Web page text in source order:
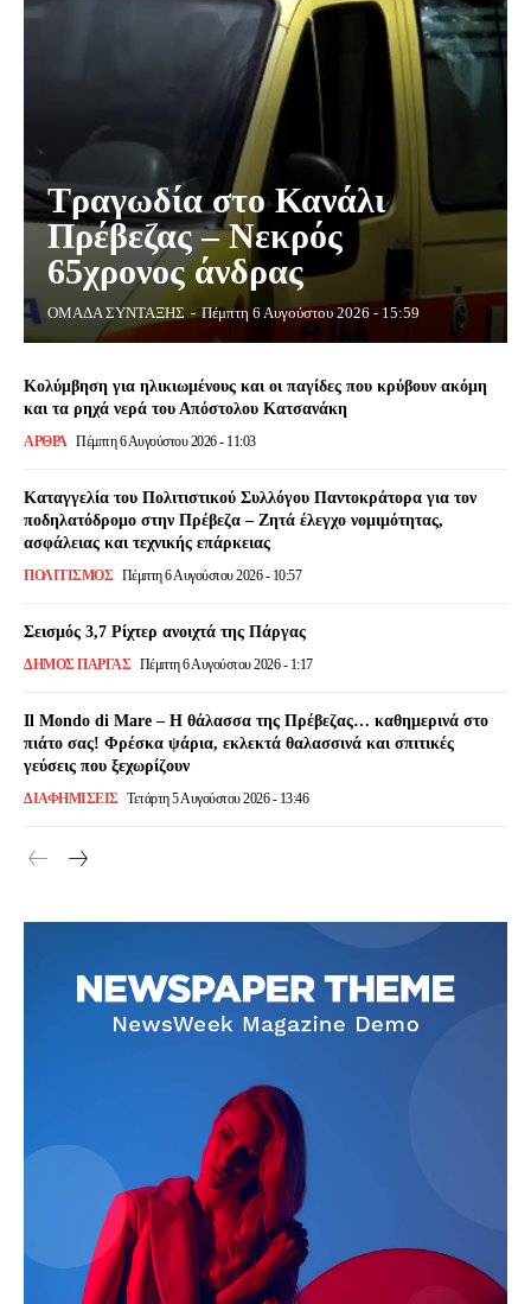
Τραγωδία στο Κανάλι
Πρέβεζας – Νεκρός
65χρονος άνδρας
ΟΜΑΔΑ ΣΥΝΤΑΞΗΣ - Πέμπτη 6 Αυγούστου 2026 - 15:59
Κολύμβηση για ηλικιωμένους και οι παγίδες που κρύβουν ακόμη
και τα ρηχά νερά του Απόστολου Κατσανάκη
ΑΡΘΡΑ Πέμπτη 6 Αυγούστου 2026 - 11:03
Καταγγελία του Πολιτιστικού Συλλόγου Παντοκράτορα για τον
ποδηλατόδρομο στην Πρέβεζα – Ζητά έλεγχο νομιμότητας,
ασφάλειας και τεχνικής επάρκειας
ΠΟΛΙΤΙΣΜΌΣ Πέμπτη 6 Αυγούστου 2026 - 10:57
Σεισμός 3,7 Ρίχτερ ανοιχτά της Πάργας
ΔΉΜΟΣ ΠΆΡΓΑΣ Πέμπτη 6 Αυγούστου 2026 - 1:17
Il Mondo di Mare – Η θάλασσα της Πρέβεζας… καθημερινά στο
πιάτο σας! Φρέσκα ψάρια, εκλεκτά θαλασσινά και σπιτικές
γεύσεις που ξεχωρίζουν
ΔΙΑΦΗΜΙΣΕΙΣ Τετάρτη 5 Αυγούστου 2026 - 13:46